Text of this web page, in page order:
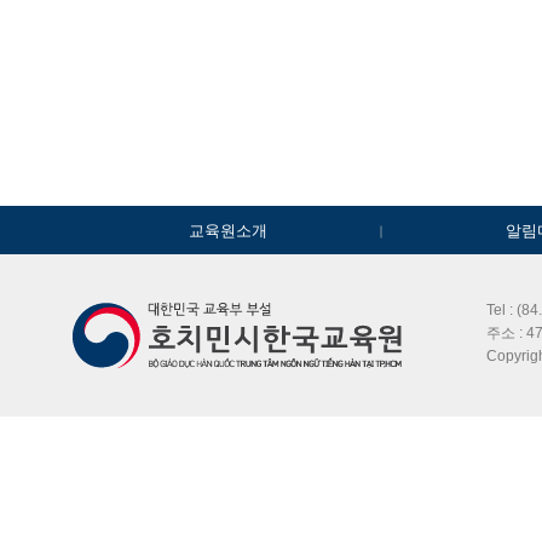
교육원소개 알림
Tel :
주소 :